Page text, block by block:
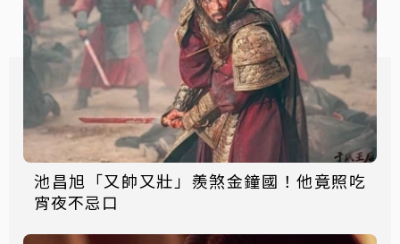
池昌旭「又帥又壯」羨煞金鐘國！他竟照吃
宵夜不忌口